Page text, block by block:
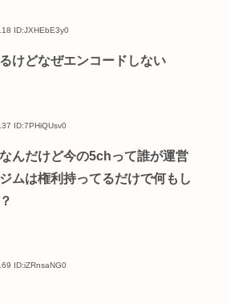
ID:JXHEbE3y0
けどなぜエンコードしない
ID:7PHiQUsv0
んだけど今の5chって誰が運営
ムは権利持ってるだけで何もし
ID:iZRnsaNG0